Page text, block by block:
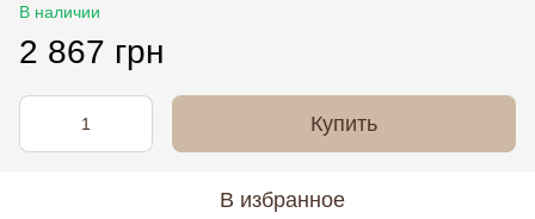
В наличии
2 867 грн
Купить
В избранное